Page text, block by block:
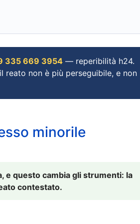
335 669 3954 — reperibilità h24.
reato non è più perseguibile, e non
minorile
e questo cambia gli strumenti: la
contestato.